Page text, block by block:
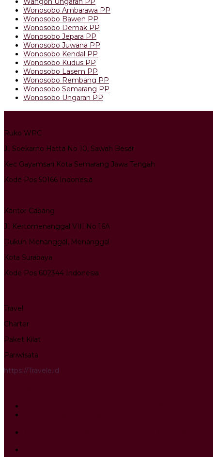
Wonosobo Ambarawa PP
Wonosobo Bawen PP
Wonosobo Demak PP
Wonosobo Jepara PP
Wonosobo Juwana PP
Wonosobo Kendal PP
Wonosobo Kudus PP
Wonosobo Lasem PP
Wonosobo Rembang PP
Wonosobo Semarang PP
Wonosobo Ungaran PP
Ruko WPC
Jl. Soekarno Hatta No 10, Sawah Besar
Kec Gayamsari Kota Semarang Jawa Tengah
Kode Pos 50166 Indonesia
Kantor Cabang
Jl. Kertomenanggal VIII No 16A
Dukuh Menanggal, Menanggal
Kota Surabaya
Kode Pos 602344 Indonesia
Travel
Charter
Paket Kilat
Pariwisata
https://Travele.id